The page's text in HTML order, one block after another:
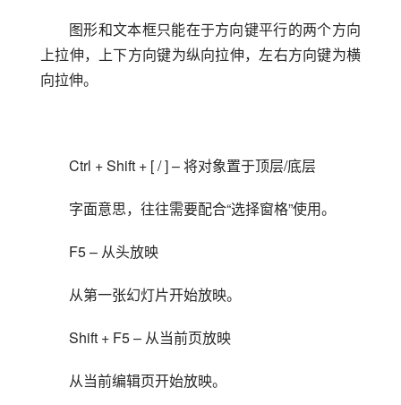
图形和文本框只能在于方向键平行的两个方向
上拉伸，上下方向键为纵向拉伸，左右方向键为横
向拉伸。
Ctrl + Shift + [ / ] – 将对象置于顶层/底层
字面意思，往往需要配合“选择窗格”使用。
F5 – 从头放映
从第一张幻灯片开始放映。
Shift + F5 – 从当前页放映
从当前编辑页开始放映。